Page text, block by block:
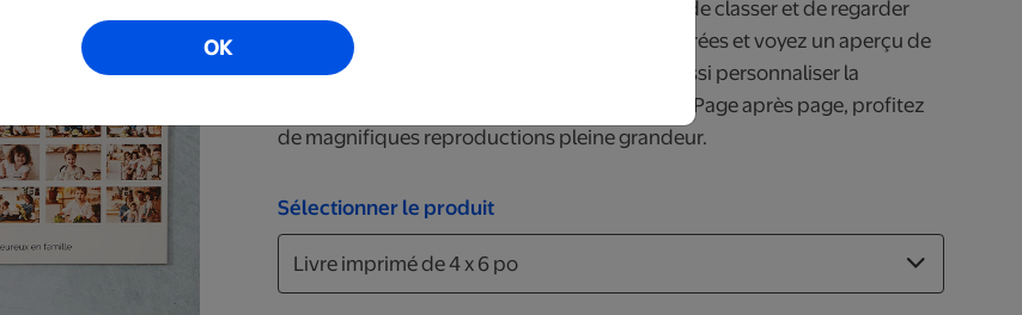
Le livre imprimé est un moyen rapide et facile de classer et de regarder
vos souvenirs. Utilisez 20 de vos photos préférées et voyez un aperçu de
vos images sur la couverture. Vous pouvez aussi personnaliser la
couverture en ajoutant un titre de votre choix. Page après page, profitez
de magnifiques reproductions pleine grandeur.
Sélectionner le produit
OK